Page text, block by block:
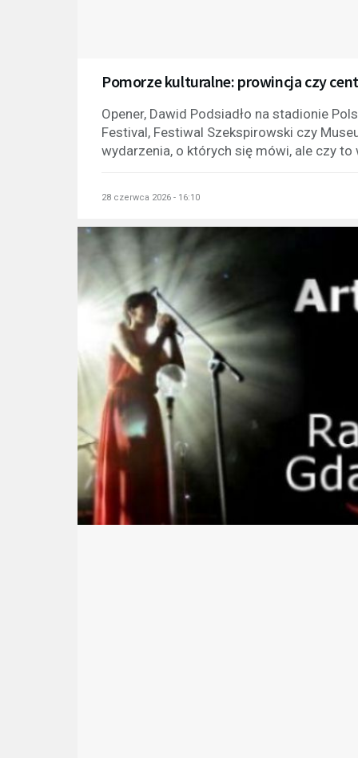
Pomorze kulturalne: prowincja czy
Opener, Dawid Podsiadło na stadionie
Festival, Festiwal Szekspirowski czy
wydarzenia, o których się mówi, ale czy to
28 czerwca 2026 - 16:10